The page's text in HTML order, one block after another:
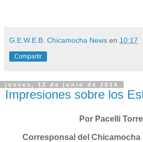
G.E.W.E.B. Chicamocha News en 10:17
Compartir
jueves, 12 de junio de 2014
Impresiones sobre los
Por Pacelli
Corresponsal del Chicamocha